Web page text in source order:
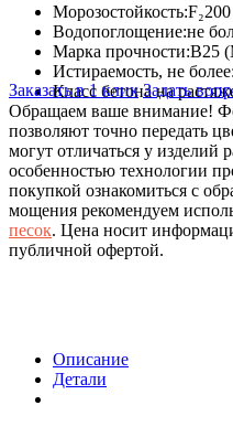
Морозостойкость:F₂200
Водопоглощение:не
Марка прочности:В25
Истираемость, не более:
Класс бетона на
Заказать в 1 клик Задать
Обращаем ваше внимание!
позволяют точно передать
могут отличаться у изделий
особенностью технологии
покупкой ознакомиться с
мощения рекомендуем
песок. Цена носит
публичной офертой.
Описание
Детали